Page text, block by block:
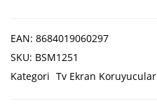
EAN: 8684019060297
SKU: BSM1251
Kategori Tv Ekran Koruyucular